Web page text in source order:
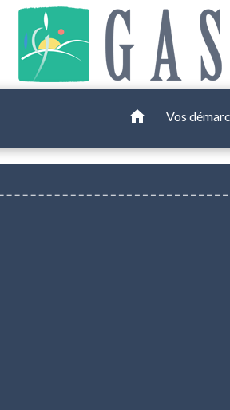
home Vos